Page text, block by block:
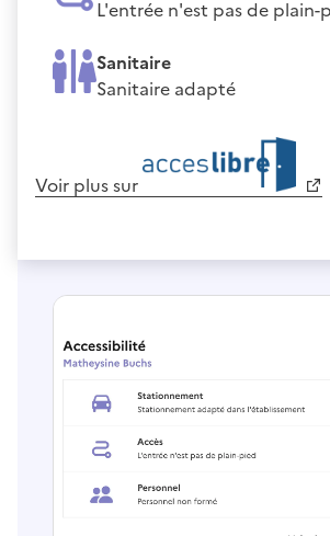
L'entrée n'est pas de plain-
Sanitaire
Sanitaire adapté
Voir plus sur